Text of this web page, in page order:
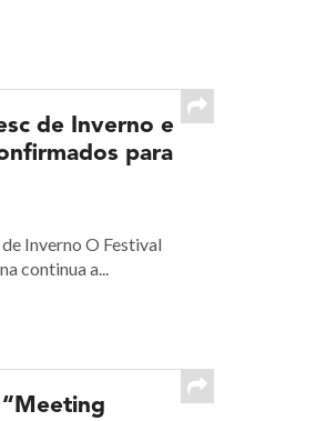
de Inverno e
para
Inverno O Festival
continua a...